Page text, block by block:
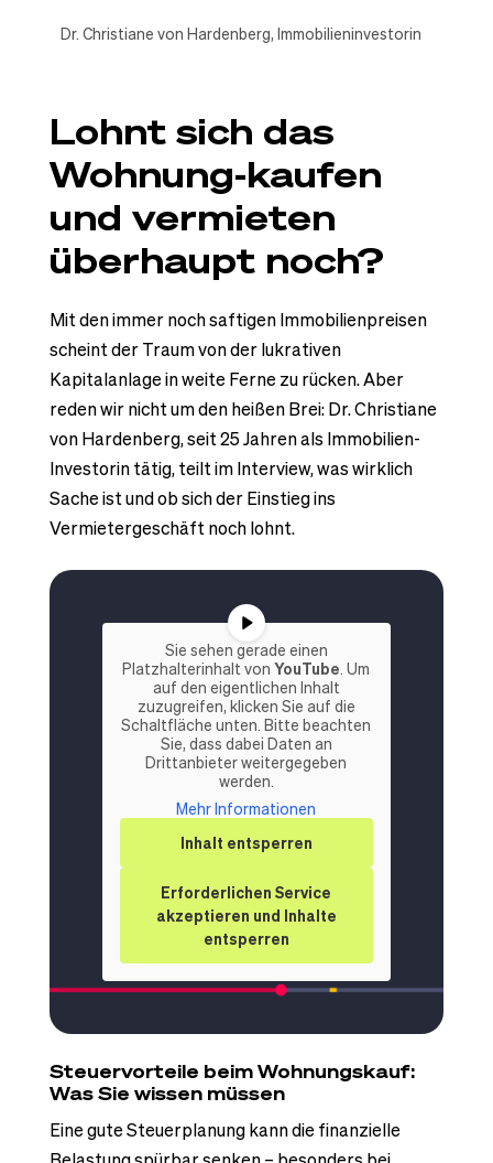
Dr. Christiane von Hardenberg, Immobilieninvestorin
Lohnt sich das
Wohnung-kaufen
und vermieten
überhaupt noch?
Mit den immer noch saftigen Immobilienpreisen
scheint der Traum von der lukrativen
Kapitalanlage in weite Ferne zu rücken. Aber
reden wir nicht um den heißen Brei: Dr. Christiane
von Hardenberg, seit 25 Jahren als Immobilien-
Investorin tätig, teilt im Interview, was wirklich
Sache ist und ob sich der Einstieg ins
Vermietergeschäft noch lohnt.
Sie sehen gerade einen
Platzhalterinhalt vonYouTube. Um
auf den eigentlichen Inhalt
zuzugreifen, klicken Sie auf die
Schaltfläche unten. Bitte beachten
Sie, dass dabei Daten an
Drittanbieter weitergegeben
werden.
Mehr Informationen
Inhalt entsperren
Erforderlichen Service
akzeptieren und Inhalte
entsperren
Steuervorteile beim Wohnungskauf:
Was Sie wissen müssen
Eine gute Steuerplanung kann die finanzielle